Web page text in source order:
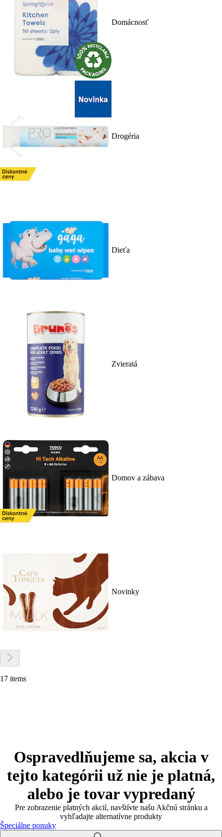
Domácnosť
Drogéria
Dieťa
Zvieratá
Domov a zábava
Novinky
17 items
Ospravedlňujeme sa, akcia v
tejto kategórii už nie je platná,
alebo je tovar vypredaný
Pre zobrazenie platných akcií, navštívte našu Akčnú stránku a
vyhľadajte alternatívne produkty
Špeciálne ponuky